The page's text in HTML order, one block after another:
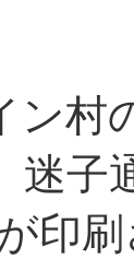
ン村
迷子
印